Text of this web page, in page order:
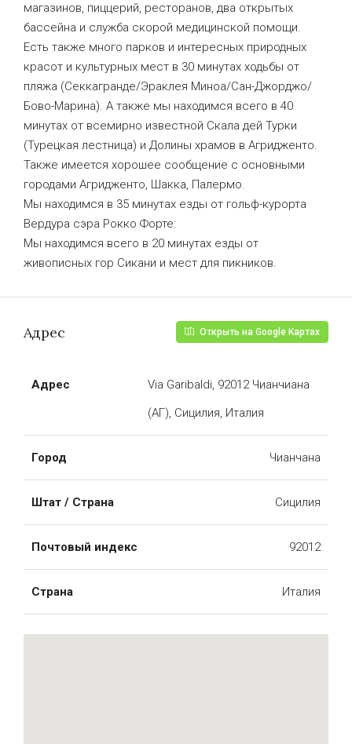
магазинов, пиццерий, ресторанов, два открытых
бассейна и служба скорой медицинской помощи.
Есть также много парков и интересных природных
красот и культурных мест в 30 минутах ходьбы от
пляжа (Секкагранде/Эраклея Миноа/Сан-Джорджо/
Бово-Марина). А также мы находимся всего в 40
минутах от всемирно известной Скала дей Турки
(Турецкая лестница) и Долины храмов в Агридженто.
Также имеется хорошее сообщение с основными
городами Агридженто, Шакка, Палермо.
Мы находимся в 35 минутах езды от гольф-курорта
Вердура сэра Рокко Форте:
Мы находимся всего в 20 минутах езды от
живописных гор Сикани и мест для пикников.
Адрес Открыть на Google Картах
Адрес
Via Garibaldi, 92012 Чианчиана
(АГ), Сицилия, Италия
Город Чианчана
Штат / Страна Сицилия
Почтовый индекс 92012
Страна Италия